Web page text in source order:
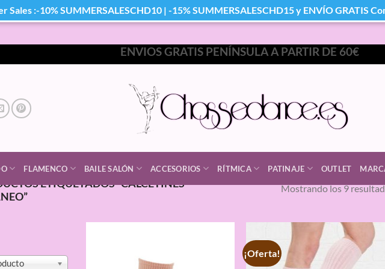
ENVIOS GRATIS PENÍNSULA A PARTIR DE 60€
FLAMENCO BAILE SALÓN ACCESORIOS RÍTMICA PATINAJE OUTLET
ETIQUETADOS “CALCETINES
Mostrando los 9
¡Oferta!
Sales :-10% SUMMERSALESCHD10 | -15% SUMMERSALESCHD15 y ENVÍO GRATIS